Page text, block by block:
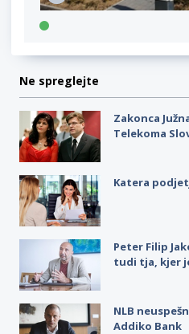
Ne spreglejte
Zakonca
Telekoma
Katera
Peter Filip
tudi tja, kjer
NLB
Addiko Bank